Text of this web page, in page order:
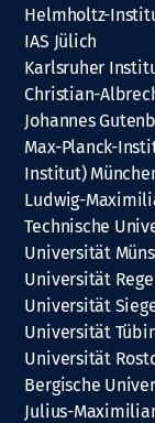
Helmholtz-
IAS Jülich
Karlsruher
Christian-
Johannes
Max-Planck-
Institut)
Ludwig-
Technische
Universität
Universität
Universität
Universität
Universität
Bergische
Julius-